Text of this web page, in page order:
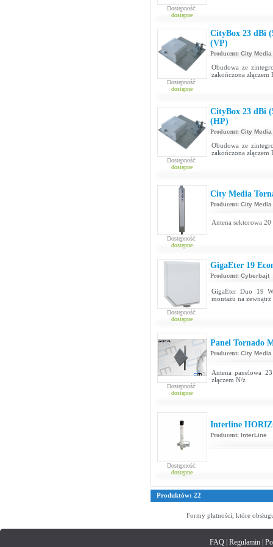
Dostępność:
dostępne
Dostępność:
dostępne
CityBox 23 dBi
(VP)
Producent: City Media
Obudowa ze
zakończona
Dostępność:
dostępne
CityBox 23 dBi
(HP)
Producent: City Media
Obudowa ze
zakończona
Dostępność:
dostępne
City Media
Producent: City Media
Antena sektorowa
Dostępność:
dostępne
GigaEter 19
Producent: Cyberbajt
GigaEter Duo 19
montażu na
Dostępność:
dostępne
Panel Tornado
Producent: City Media
Antena panelowa
złączem N/ż
Dostępność:
dostępne
Interline
Producent: InterLine
Produktów: 22
Formy płatności, które
FAQ| Regulamin|